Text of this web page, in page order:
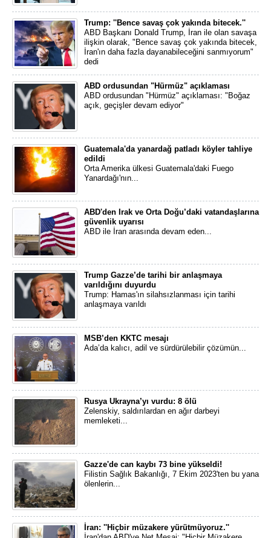
Trump: ''Bence savaş çok yakında bitecek.''
ABD Başkanı Donald Trump, İran ile olan savaşa
ilişkin olarak, "Bence savaş çok yakında bitecek,
İran'ın daha fazla dayanabileceğini sanmıyorum"
dedi
ABD ordusundan "Hürmüz" açıklaması
ABD ordusundan "Hürmüz" açıklaması: "Boğaz
açık, geçişler devam ediyor"
Guatemala'da yanardağ patladı köyler tahliye
edildi
Orta Amerika ülkesi Guatemala'daki Fuego
Yanardağı'nın...
ABD'den Irak ve Orta Doğu’daki vatandaşlarına
güvenlik uyarısı
ABD ile İran arasında devam eden...
Trump Gazze’de tarihi bir anlaşmaya
varıldığını duyurdu
Trump: Hamas'ın silahsızlanması için tarihi
anlaşmaya varıldı
MSB’den KKTC mesajı
Ada’da kalıcı, adil ve sürdürülebilir çözümün...
Rusya Ukrayna’yı vurdu: 8 ölü
Zelenskiy, saldırılardan en ağır darbeyi
memleketi...
Gazze'de can kaybı 73 bine yükseldi!
Filistin Sağlık Bakanlığı, 7 Ekim 2023'ten bu yana
ölenlerin...
İran: ''Hiçbir müzakere yürütmüyoruz.''